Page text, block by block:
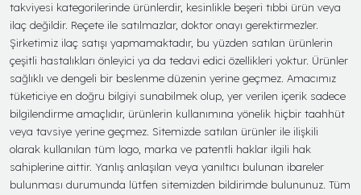
takviyesi kategorilerinde ürünlerdir, kesinlikle beşeri tıbbi ürün veya
ilaç değildir. Reçete ile satılmazlar, doktor onayı gerektirmezler.
Şirketimiz ilaç satışı yapmamaktadır, bu yüzden satılan ürünlerin
çeşitli hastalıkları önleyici ya da tedavi edici özellikleri yoktur. Ürünler
sağlıklı ve dengeli bir beslenme düzenin yerine geçmez. Amacımız
tüketiciye en doğru bilgiyi sunabilmek olup, yer verilen içerik sadece
bilgilendirme amaçlıdır, ürünlerin kullanımına yönelik hiçbir taahhüt
veya tavsiye yerine geçmez. Sitemizde satılan ürünler ile ilişkili
olarak kullanılan tüm logo, marka ve patentli haklar ilgili hak
sahiplerine aittir. Yanlış anlaşılan veya yanıltıcı bulunan ibareler
bulunması durumunda lütfen sitemizden bildirimde bulununuz. Tüm